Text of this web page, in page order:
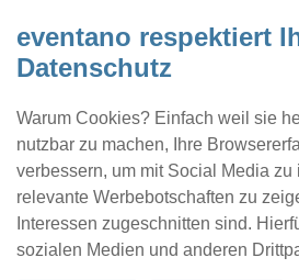
eventano respektiert
Datenschutz
Warum Cookies? Einfach weil sie
nutzbar zu machen, Ihre
verbessern, um mit Social Media
relevante Werbebotschaften zu
Interessen zugeschnitten sind.
sozialen Medien und anderen
Kontakt Location